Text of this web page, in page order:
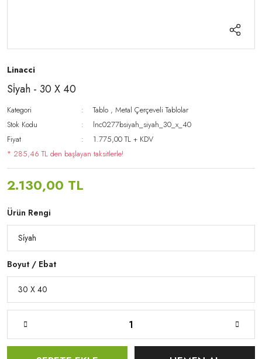
Linacci
Si̇yah - 30 X 40
Kategori Tablo ,Metal Çerçeveli Tablolar
Stok Kodu
lnc0277bsiyah_siyah_30_x_40
Fiyat
1.775,00 TL + KDV
* 285,46 TL den başlayan taksitlerle!
2.130,00 TL
Ürün Rengi
Boyut / Ebat